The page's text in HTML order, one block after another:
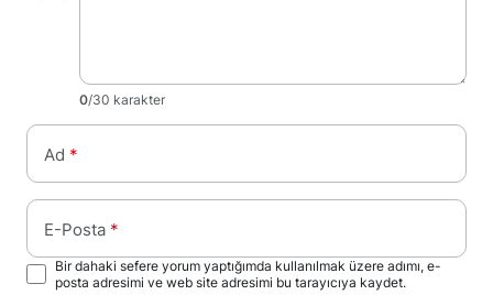
0/30 karakter
Ad *
E-Posta *
Bir dahaki sefere yorum yaptığımda kullanılmak üzere adımı, e-
posta adresimi ve web site adresimi bu tarayıcıya kaydet.